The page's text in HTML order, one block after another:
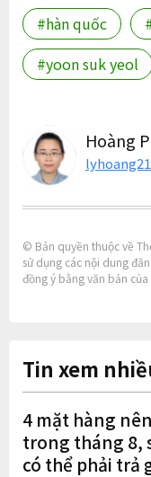
#hàn quốc
#yoon suk yeol
Hoàng
© Bản quyền thuộc về
sử dụng các nội dung
đồng ý bằng văn bản
Tin xem
4 mặt hàng
trong tháng 8,
có thể phải trả